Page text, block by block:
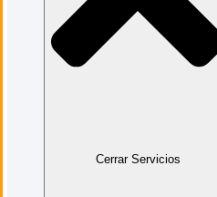
Cerrar Servicios